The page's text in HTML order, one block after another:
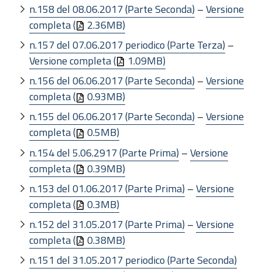
n.158 del 08.06.2017 (Parte Seconda) –Versione
completa (
2.36MB)
n.157 del 07.06.2017 periodico (Parte Terza) –
Versione completa (
1.09MB)
n.156 del 06.06.2017 (Parte Seconda) –Versione
completa (
0.93MB)
n.155 del 06.06.2017 (Parte Seconda) –Versione
completa (
0.5MB)
n.154 del 5.06.2917 (Parte Prima) –Versione
completa (
0.39MB)
n.153 del 01.06.2017 (Parte Prima) –Versione
completa (
0.3MB)
n.152 del 31.05.2017 (Parte Prima) –Versione
completa (
0.38MB)
n.151 del 31.05.2017 periodico (Parte Seconda)